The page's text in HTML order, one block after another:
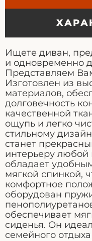
Ищете диван,
и одновременно
Представляем
Изготовлен из
материалов,
долговечность
качественной
ощупь и легко
стильному
станет
интерьеру любой
обладает
мягкой спинкой,
комфортное
оборудован
обеспечивает
сиденья. Он
семейного